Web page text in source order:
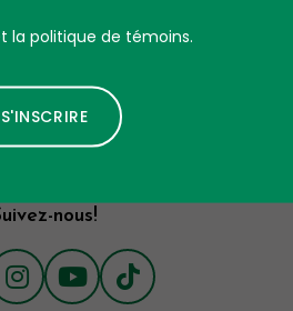
20
nous!
la politique de témoins.